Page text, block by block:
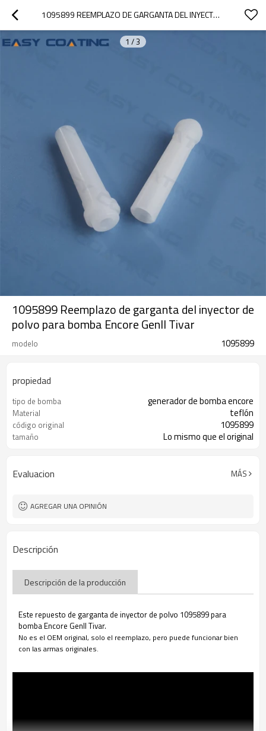
1095899 REEMPLAZO DE GARGANTA DEL INYECTOR DE POLVO PARA BOMBA ENCORE GENII TIVAR
1 /3
1095899 Reemplazo de garganta del inyector de
polvo para bomba Encore GenII Tivar
modelo 1095899
propiedad
tipo de bomba generador de bomba encore
Material teflón
código original 1095899
tamaño Lo mismo que el original
Evaluacion MÁS
AGREGAR UNA OPINIÓN
Descripción
Descripción de la producción
Este repuesto de garganta de inyector de polvo 1095899 para
bomba Encore GenII Tivar.
No es el OEM original, solo el reemplazo, pero puede funcionar bien
con las armas originales.